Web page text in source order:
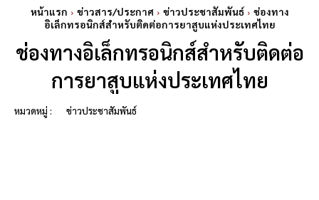
หน้าแรก ข่าวสาร/ประกาศ ข่าวประชาสัมพันธ์
ช่องทาง
อิเล็กทรอนิกส์สำหรับติดต่อการยาสูบแห่งประเทศไทย
ช่องทางอิเล็กทรอนิกส์สำหรับติดต่อ
การยาสูบแห่งประเทศไทย
หมวดหมู่ : ข่าวประชาสัมพันธ์